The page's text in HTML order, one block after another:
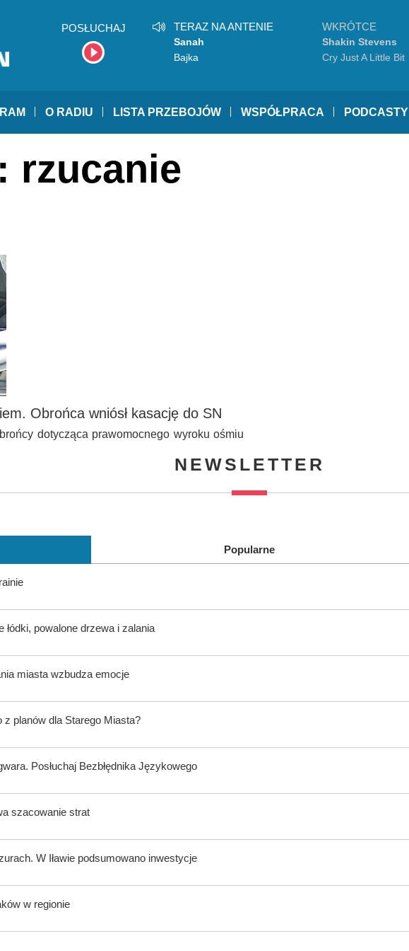
POSŁUCHAJ TERAZ NA ANTENIE
Sanah
Bajka
WKRÓTCE
Shakin Stevens
Cry Just A Little Bit
O RADIU LISTA PRZEBOJÓW WSPÓŁPRACA PODCASTY
rzucanie
Obrońca wniósł kasację do SN
dotycząca prawomocnego wyroku ośmiu
NEWSLETTER
Popularne
łódki, powalone drzewa i zalania
miasta wzbudza emocje
z planów dla Starego Miasta?
Posłuchaj Bezbłędnika Językowego
szacowanie strat
W Iławie podsumowano inwestycje
w regionie